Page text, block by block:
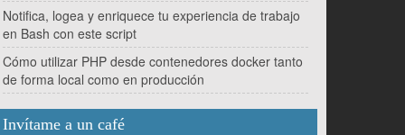
Notifica, logea y enriquece tu experiencia de trabajo
en Bash con este script
Cómo utilizar PHP desde contenedores docker tanto
de forma local como en producción
Invítame a un café